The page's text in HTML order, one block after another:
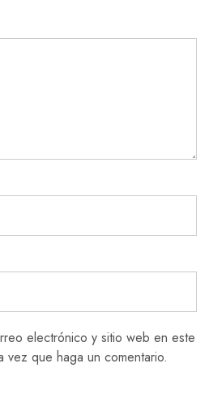
electrónico y sitio web en este
vez que haga un comentario.